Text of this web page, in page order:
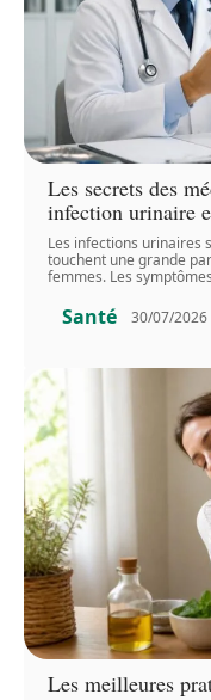
Les secrets des
infection urinaire
Les infections urinaires
touchent une grande
femmes. Les
Santé 30/07/2026
Les meilleures